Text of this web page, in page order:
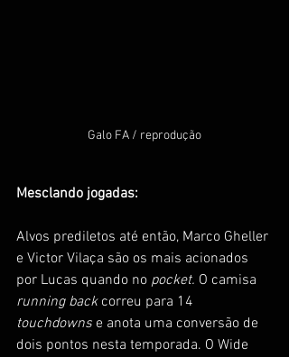
Galo FA / reprodução
Mesclando jogadas:
Alvos prediletos até então, Marco Gheller
e Victor Vilaça são os mais acionados
por Lucas quando no pocket. O camisa
running back correu para 14
touchdowns e anota uma conversão de
dois pontos nesta temporada. O Wide